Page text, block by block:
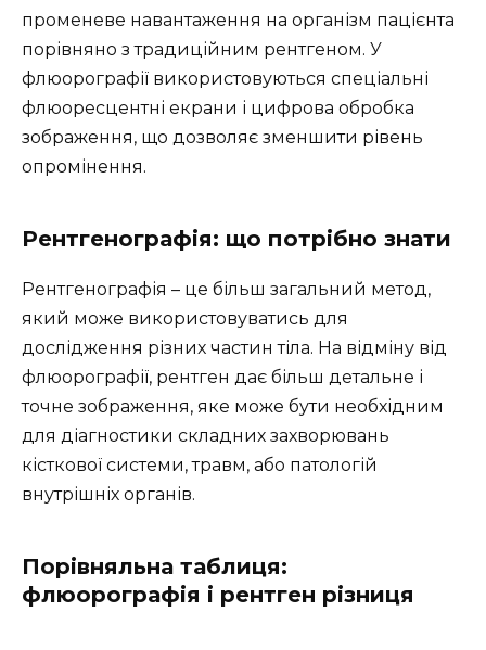
променеве навантаження на організм пацієнта
порівняно з традиційним рентгеном. У
флюорографії використовуються спеціальні
флюоресцентні екрани і цифрова обробка
зображення, що дозволяє зменшити рівень
опромінення.
Рентгенографія: що потрібно знати
Рентгенографія – це більш загальний метод,
який може використовуватись для
дослідження різних частин тіла. На відміну від
флюорографії, рентген дає більш детальне і
точне зображення, яке може бути необхідним
для діагностики складних захворювань
кісткової системи, травм, або патологій
внутрішніх органів.
Порівняльна таблиця:
флюорографія і рентген різниця